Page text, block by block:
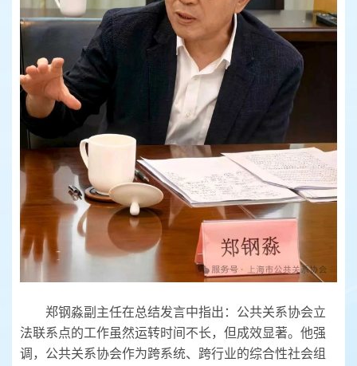
郑钢淼副主任在总结发言中指出：公共关系协会立
法联系点的工作虽然运转时间不长，但成效显著。他强
调，公共关系协会作为跨系统、跨行业的综合性社会组